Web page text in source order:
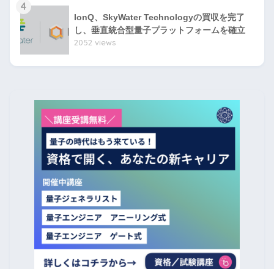
4
IonQ、SkyWater Technologyの買収を完了
し、垂直統合型量子プラットフォームを確立
2052 views